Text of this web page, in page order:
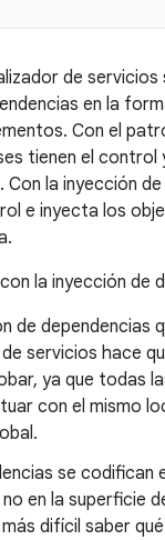
de servicios
en la
Con el
tienen el control
la inyección de
e inyecta los
la inyección de
de dependencias
servicios hace
ya que todas
con el mismo
se codifican
en la superficie
difícil saber